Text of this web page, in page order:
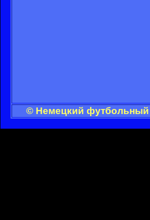
© Немецкий футбольный